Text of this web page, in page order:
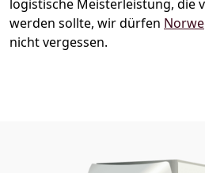
logistische Meisterleistung, die
werden sollte, wir dürfen
nicht vergessen.